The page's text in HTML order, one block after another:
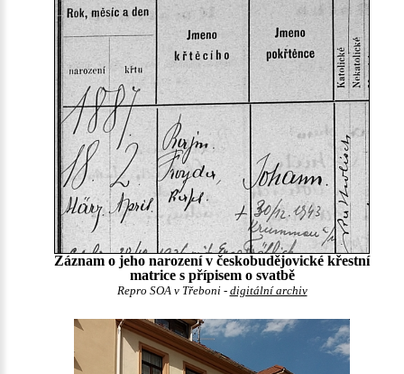
Záznam o jeho narození v českobudějovické křestní
matrice s přípisem o svatbě
Repro SOA v Třeboni - digitální archiv